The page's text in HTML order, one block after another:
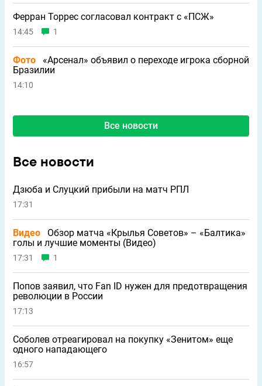
Ферран Торрес согласовал контракт с «ПСЖ»
14:45 1
Фото
«Арсенал» объявил о переходе игрока сборной
Бразилии
14:10
Все новости
Все новости
Дзюба и Слуцкий прибыли на матч РПЛ
17:31
Видео
Обзор матча «Крылья Советов» – «Балтика»
голы и лучшие моменты (Видео)
17:31 1
Попов заявил, что Fan ID нужен для предотвращения
революции в России
17:13
Соболев отреагировал на покупку «Зенитом» еще
одного нападающего
16:57